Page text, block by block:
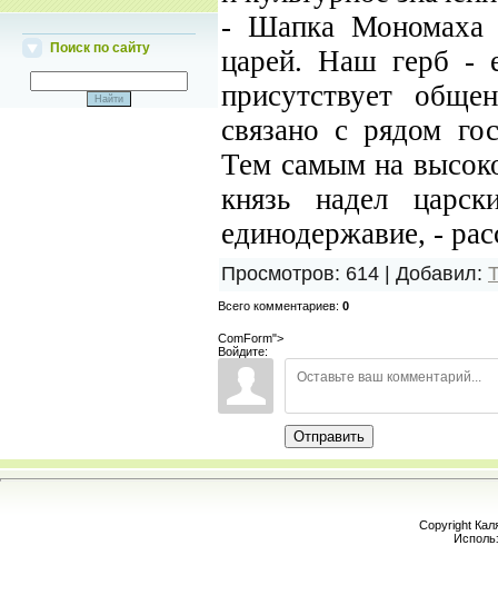
Поиск по сайту
- Шапка Мономаха
царей. Наш герб -
присутствует
связано с рядом
Тем самым на
князь надел
единодержавие, -
Просмотров: 614 | Добавил:
Всего комментариев: 0
ComForm">
Войдите:
Отправить
Copyright